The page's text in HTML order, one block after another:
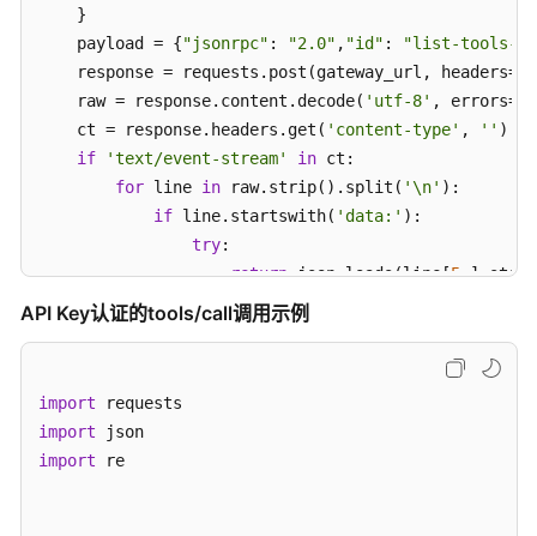
代
码
开
发
流
程
创
建
智
    }
    payload = {
"jsonrpc" : "2.0" , "id" :
"list-tools-
response = requests.post(gateway_url,
    raw = response.content.decode(
'utf-8' , errors=
    ct = response.headers.get(
'content-type' , '' )
if
'text/event-stream' in ct:
for line in raw.strip().split( '\n' ):
if line.startswith( 'data:' ):
try:
return json.loads(line[5
except json.JSONDecodeError:
, raw, re.DOTALL)
:
API Key认证的tools/call调用示例
import
import
import re